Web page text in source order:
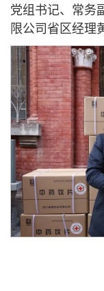
党组书记、常务
限公司省区经理